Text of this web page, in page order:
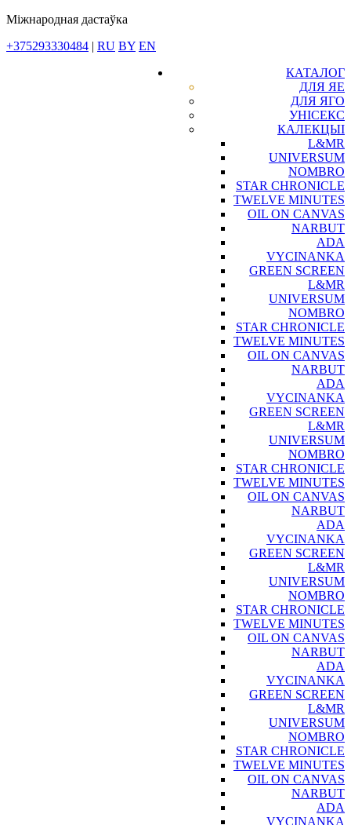
Міжнародная дастаўка
+375293330484 | RU BY EN
КАТАЛОГ
ДЛЯ ЯЕ
ДЛЯ ЯГО
УНІСЕКС
КАЛЕКЦЫІ
L&MR
UNIVERSUM
NOMBRO
STAR CHRONICLE
TWELVE MINUTES
OIL ON CANVAS
NARBUT
ADA
VYCINANKA
GREEN SCREEN
L&MR
UNIVERSUM
NOMBRO
STAR CHRONICLE
TWELVE MINUTES
OIL ON CANVAS
NARBUT
ADA
VYCINANKA
GREEN SCREEN
L&MR
UNIVERSUM
NOMBRO
STAR CHRONICLE
TWELVE MINUTES
OIL ON CANVAS
NARBUT
ADA
VYCINANKA
GREEN SCREEN
L&MR
UNIVERSUM
NOMBRO
STAR CHRONICLE
TWELVE MINUTES
OIL ON CANVAS
NARBUT
ADA
VYCINANKA
GREEN SCREEN
L&MR
UNIVERSUM
NOMBRO
STAR CHRONICLE
TWELVE MINUTES
OIL ON CANVAS
NARBUT
ADA
VYCINANKA